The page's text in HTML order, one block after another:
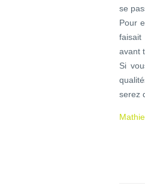
se
Pour
faisait
avant
Si
serez